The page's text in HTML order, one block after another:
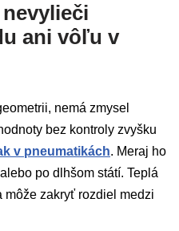
ani vôľu v
nemá zmysel
bez kontroly zvyšku
v pneumatikách. Meraj ho
po dlhšom státí. Teplá
môže zakryť rozdiel medzi